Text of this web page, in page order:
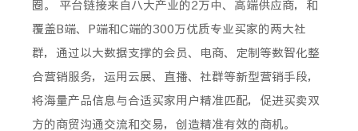
圈。 平台链接来自八大产业的2万中、高端供应商，和
覆盖B端、P端和C端的300万优质专业买家的两大社
群，通过以大数据支撑的会员、电商、定制等数智化整
合营销服务，运用云展、直播、社群等新型营销手段，
将海量产品信息与合适买家用户精准匹配，促进买卖双
方的商贸沟通交流和交易，创造精准有效的商机。